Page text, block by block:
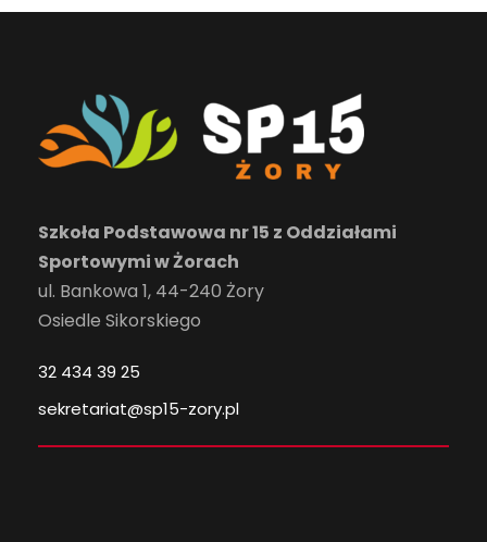
Szkoła Podstawowa nr 15 z Oddziałami
Sportowymi w Żorach
ul. Bankowa 1, 44-240 Żory
Osiedle Sikorskiego
32 434 39 25
sekretariat@sp15-zory.pl